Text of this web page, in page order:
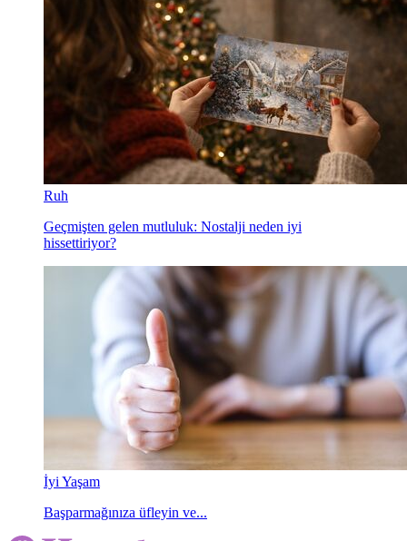
Ruh
Geçmişten gelen mutluluk: Nostalji neden iyi
hissettiriyor?
İyi Yaşam
Başparmağınıza üfleyin ve...